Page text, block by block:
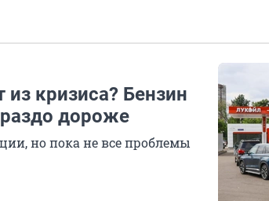
кризиса? Бензин
дороже
но пока не все проблемы